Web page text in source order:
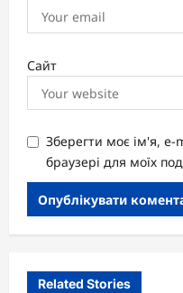
Сайт
Зберегти моє ім'я, e-
браузері для моїх
Related Stories